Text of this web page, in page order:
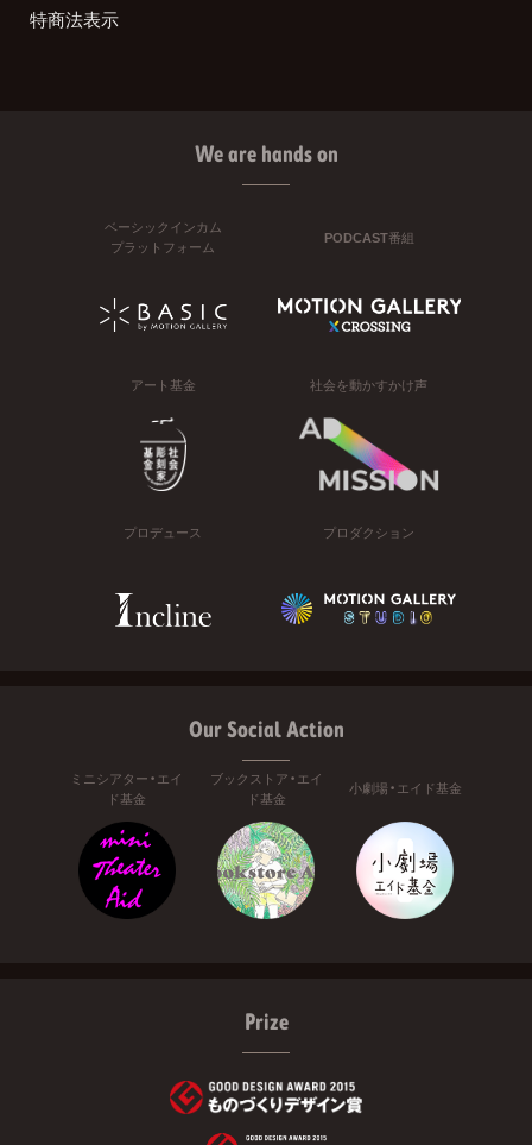
特商法表示
We are hands on
ベーシックインカム
プラットフォーム
PODCAST番組
アート基金 社会を動かすかけ声
プロデュース プロダクション
Our Social Action
ミニシアター・エイ
ド基金
ブックストア・エイ
ド基金
小劇場・エイド基金
Prize